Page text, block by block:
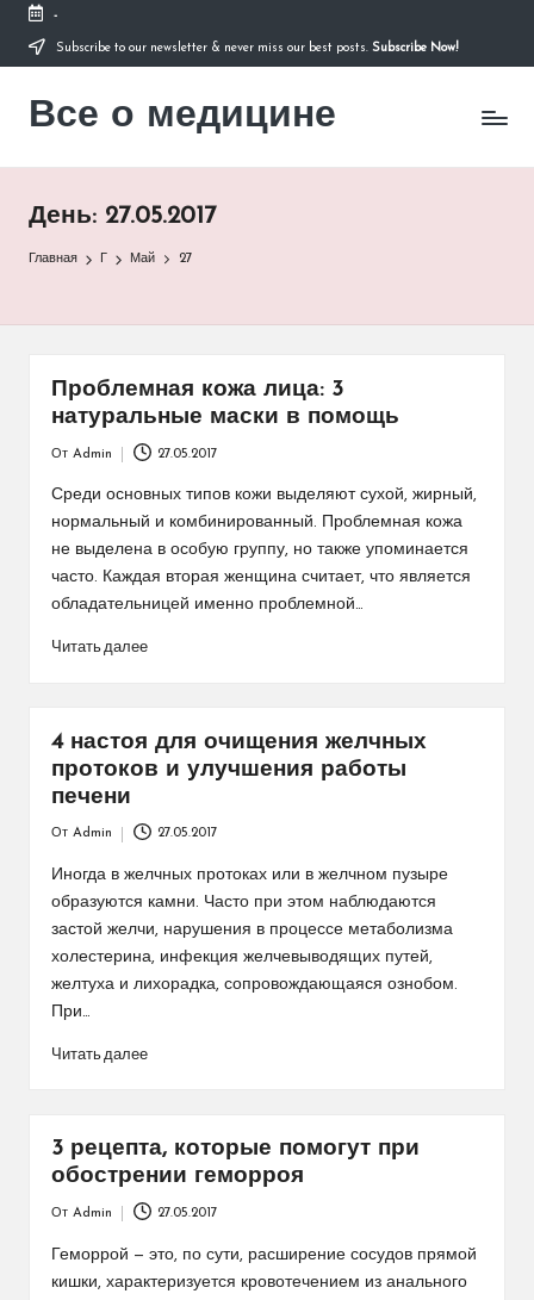
Перейти
содержимому
-
Subscribe to our newsletter & never miss our best posts. Subscribe Now!
Все о медицине
Лечитесь
День: 27.05.2017
Главная Г Май 27
Проблемная кожа лица: 3
натуральные маски в помощь
от
От Admin 27.05.2017
Среди основных типов кожи выделяют сухой, жирный,
нормальный и комбинированный. Проблемная кожа
не выделена в особую группу, но также упоминается
часто. Каждая вторая женщина считает, что является
обладательницей именно проблемной…
Читать далее
4 настоя для очищения желчных
протоков и улучшения работы
печени
от
От Admin 27.05.2017
Иногда в желчных протоках или в желчном пузыре
образуются камни. Часто при этом наблюдаются
застой желчи, нарушения в процессе метаболизма
холестерина, инфекция желчевыводящих путей,
желтуха и лихорадка, сопровождающаяся ознобом.
При…
Читать далее
3 рецепта, которые помогут при
обострении геморроя
от
От Admin 27.05.2017
Геморрой — это, по сути, расширение сосудов прямой
кишки, характеризуется кровотечением из анального